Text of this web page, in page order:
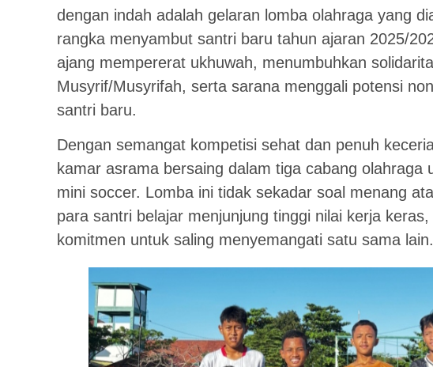
dengan indah adalah gelaran lomba olahraga yang
rangka menyambut santri baru tahun ajaran 2025/
ajang mempererat ukhuwah, menumbuhkan
Musyrif/Musyrifah, serta sarana menggali potensi
santri baru.
Dengan semangat kompetisi sehat dan penuh
kamar asrama bersaing dalam tiga cabang olahraga
mini soccer. Lomba ini tidak sekadar soal menang
para santri belajar menjunjung tinggi nilai kerja
komitmen untuk saling menyemangati satu sama lain.